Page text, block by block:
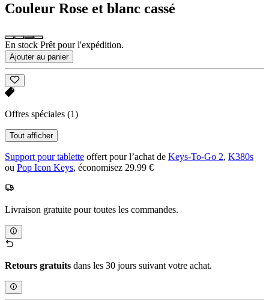
Couleur Rose et blanc cassé
En stock Prêt pour l'expédition.
Ajouter au panier
Offres spéciales (1)
Tout afficher
Support pour tablette offert pour l’achat de Keys-To-Go 2, K380s
ou Pop Icon Keys, économisez 29.99 €
Livraison gratuite pour toutes les commandes.
Retours gratuits dans les 30 jours suivant votre achat.